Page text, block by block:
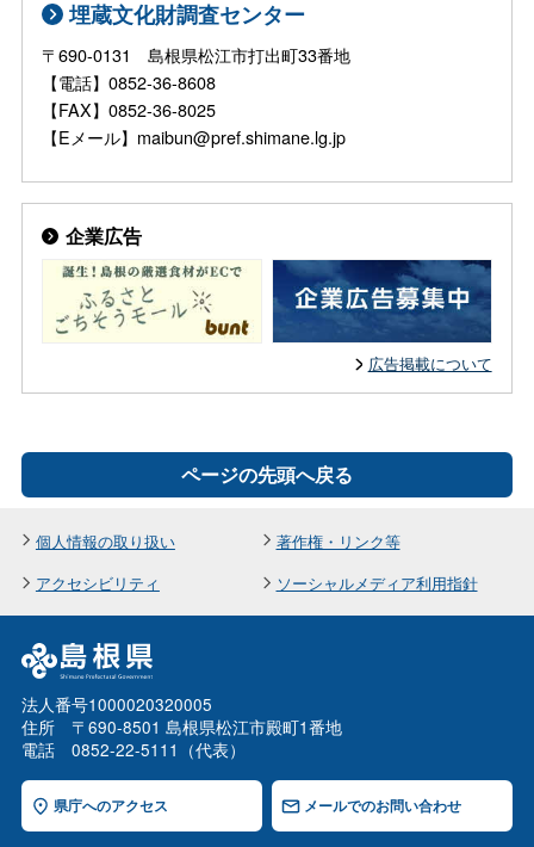
埋蔵文化財調査センター
〒690-0131 島根県松江市打出町33番地
【電話】0852-36-8608
【FAX】0852-36-8025
【Eメール】maibun@pref.shimane.lg.jp
企業広告
広告掲載について
ページの先頭へ戻る
個人情報の取り扱い
著作権・リンク等
アクセシビリティ
ソーシャルメディア利用指針
法人番号1000020320005
住所 〒690-8501 島根県松江市殿町1番地
電話 0852-22-5111（代表）
県庁へのアクセス メールでのお問い合わせ